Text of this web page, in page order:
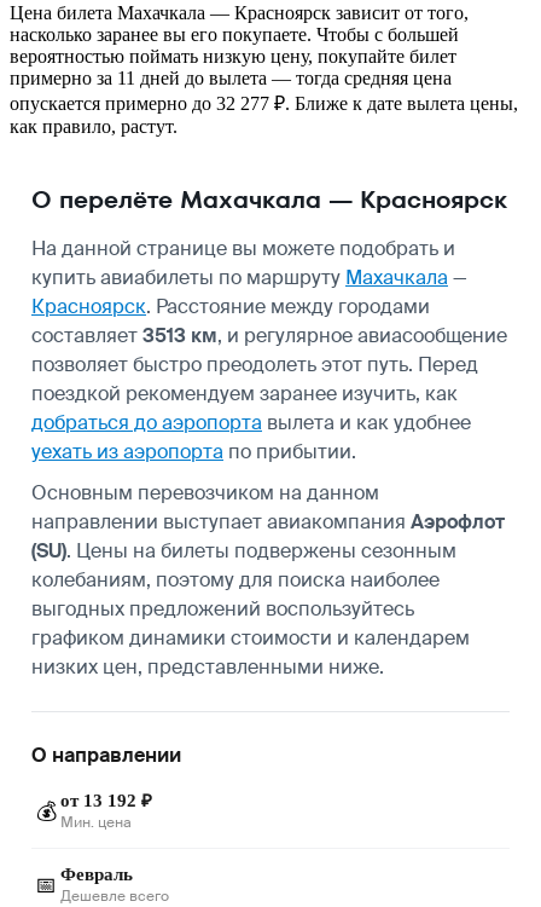
Цена билета Махачкала — Красноярск зависит от того,
насколько заранее вы его покупаете. Чтобы с большей
вероятностью поймать низкую цену, покупайте билет
примерно за 11 дней до вылета — тогда средняя цена
опускается примерно до 32 277 ₽. Ближе к дате вылета цены,
как правило, растут.
О перелёте Махачкала — Красноярск
На данной странице вы можете подобрать и
купить авиабилеты по маршруту Махачкала —
Красноярск. Расстояние между городами
составляет3513 км, и регулярное авиасообщение
позволяет быстро преодолеть этот путь. Перед
поездкой рекомендуем заранее изучить, как
добраться до аэропорта вылета и как удобнее
уехать из аэропорта по прибытии.
Основным перевозчиком на данном
направлении выступает авиакомпания Аэрофлот
(SU). Цены на билеты подвержены сезонным
колебаниям, поэтому для поиска наиболее
выгодных предложений воспользуйтесь
графиком динамики стоимости и календарем
низких цен, представленными ниже.
О направлении
💰 от 13 192 ₽
Мин. цена
📅 Февраль
Дешевле всего